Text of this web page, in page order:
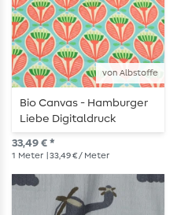
von Albstoffe
Bio Canvas - Hamburger
Liebe Digitaldruck
Picknick Türkis
33,49 € *
1 Meter | 33,49 € / Meter